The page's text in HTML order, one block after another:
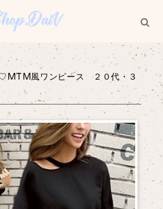
風ワンピース ２０代・３